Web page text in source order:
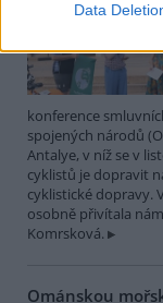
Data
konference
spojených národů
Antalye, v níž se v
cyklistů je dopravit
cyklistické dopravy.
osobně přivítala
Komrsková.
Ománskou